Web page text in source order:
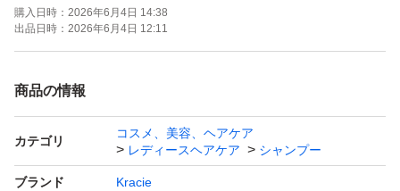
検索用
新品 未使用 美品 人気 定番 最新 廃盤 レア 希
少 値下げ 最安値 大特価 早い者勝ち 送料無料 即
購入日時： 2026年6月4日 14:38
出品日時： 2026年6月4日 12:11
商品の情報
カテゴリ
コスメ、美容、ヘアケア
レディースヘアケア
シャンプー
ブランド Kracie